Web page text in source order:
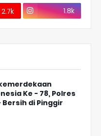
2.7k 1.8k
Ke - 78, Polres
di Pinggir